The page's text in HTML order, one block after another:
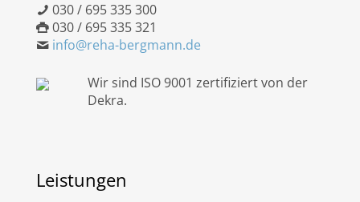
030 / 695 335 300
030 / 695 335 321
info@reha-bergmann.de
Wir sind ISO 9001 zertifiziert von der
Dekra.
Leistungen